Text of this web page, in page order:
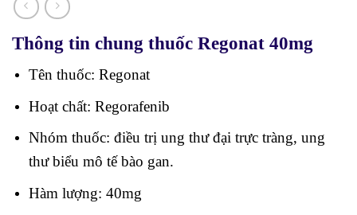
Thông tin chung thuốc Regonat 40mg
Tên thuốc: Regonat
Hoạt chất: Regorafenib
Nhóm thuốc: điều trị ung thư đại trực tràng, ung
thư biểu mô tế bào gan.
Hàm lượng: 40mg